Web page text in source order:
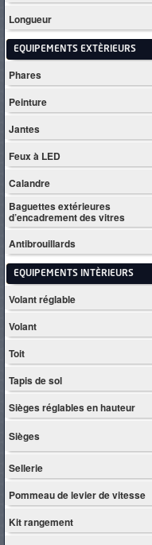
Longueur
EQUIPEMENTS EXTÈRIEURS
Phares
Peinture
Jantes
Feux à LED
Calandre
Baguettes extérieures
d’encadrement des vitres
Antibrouillards
EQUIPEMENTS INTÈRIEURS
Volant réglable
Volant
Toit
Tapis de sol
Sièges réglables en hauteur
Sièges
Sellerie
Pommeau de levier de vitesse
Kit rangement